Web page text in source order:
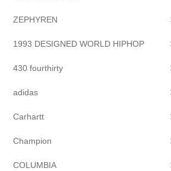
ZEPHYREN
1993 DESIGNED WORLD HIPHOP
430 fourthirty
adidas
Carhartt
Champion
COLUMBIA